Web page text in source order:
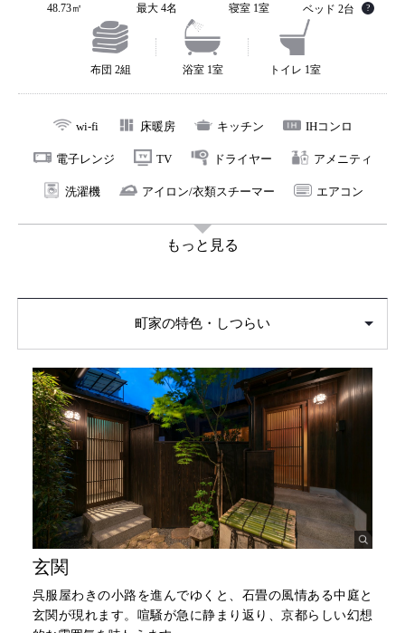
48.73㎡ 最大 4名 寝室 1室 ベッド 2台 ?
布団 2組 浴室 1室 トイレ 1室
wi-fi 床暖房 キッチン IHコンロ
電子レンジ TV ドライヤー アメニティ
洗濯機 アイロン/衣類スチーマー エアコン
もっと見る
町家の特色・しつらい
玄関
呉服屋わきの小路を進んでゆくと、石畳の風情ある中庭と
玄関が現れます。喧騒が急に静まり返り、京都らしい幻想